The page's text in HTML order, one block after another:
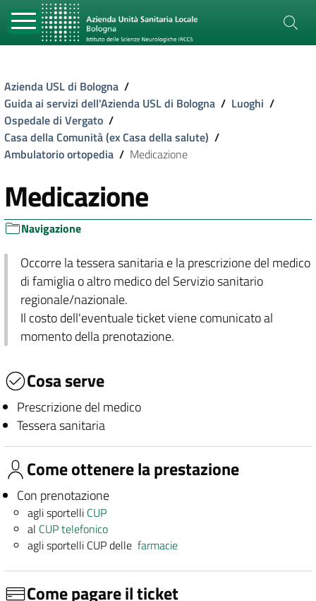
Azienda USL di Bologna /
Guida ai servizi dell'Azienda USL di Bologna / Luoghi /
Ospedale di Vergato /
Casa della Comunità (ex Casa della salute) /
Ambulatorio ortopedia / Medicazione
Medicazione
Navigazione
Occorre la tessera sanitaria e la prescrizione del medico
di famiglia o altro medico del Servizio sanitario
regionale/nazionale.
Il costo dell'eventuale ticket viene comunicato al
momento della prenotazione.
Cosa serve
Prescrizione del medico
Tessera sanitaria
Come ottenere la prestazione
Con prenotazione
agli sportelli CUP
al CUP telefonico
agli sportelli CUP dellefarmacie
Come pagare il ticket